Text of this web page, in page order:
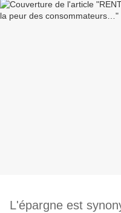
L'épargne est